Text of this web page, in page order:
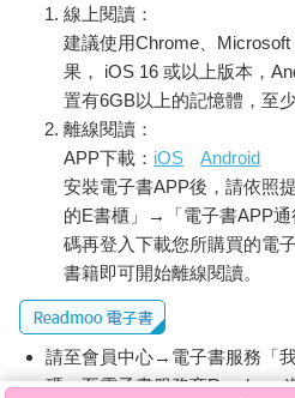
線上閱讀：
建議使用Chrome、
果， iOS 16 或以上版本，
置有6GB以上的記憶體，至
離線閱讀：
APP下載： iOS
Android
安裝電子書APP後，請依照
的E書櫃」→「電子書APP
碼再登入下載您所購買的電
書籍即可開始離線閱讀。
請至會員中心→電子書服務「
碼』至電子書服務商Readmoo